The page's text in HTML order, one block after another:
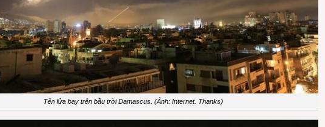
Tên lửa bay trên bầu trời Damascus. (Ảnh: Internet. Thanks)